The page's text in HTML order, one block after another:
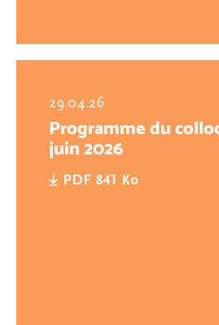
29.04.26
Programme du
juin 2026
PDF 841 Ko